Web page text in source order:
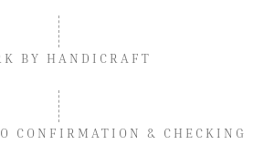
BY HANDICRAFT
CONFIRMATION & CHECKING